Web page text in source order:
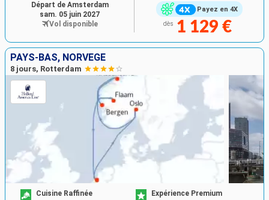
Payez en 4X
dès 1 129 €
Départ de Amsterdam
sam. 05 juin 2027
Vol disponible
PAYS-BAS, NORVÈGE
8 jours, Rotterdam
Cuisine Raffinée
Expérience Premium